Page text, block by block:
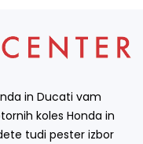
in Ducati vam
koles Honda in
tudi pester izbor